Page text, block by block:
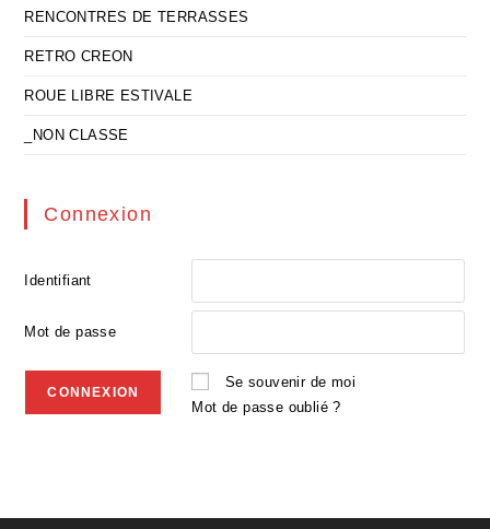
RENCONTRES DE TERRASSES
RETRO CREON
ROUE LIBRE ESTIVALE
_NON CLASSE
Connexion
Identifiant
Mot de passe
Se souvenir de moi
Mot de passe oublié ?